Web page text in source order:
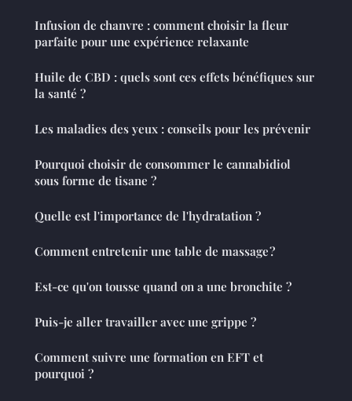
Infusion de chanvre : comment choisir la fleur
parfaite pour une expérience relaxante
Huile de CBD : quels sont ces effets bénéfiques sur
la santé ?
Les maladies des yeux : conseils pour les prévenir
Pourquoi choisir de consommer le cannabidiol
sous forme de tisane ?
Quelle est l'importance de l'hydratation ?
Comment entretenir une table de massage ?
Est-ce qu'on tousse quand on a une bronchite ?
Puis-je aller travailler avec une grippe ?
Comment suivre une formation en EFT et
pourquoi ?